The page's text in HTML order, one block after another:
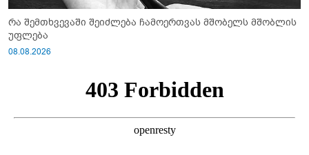
რა შემთხვევაში შეიძლება ჩამოერთვას მშობელს მშობლის
უფლება
08.08.2026